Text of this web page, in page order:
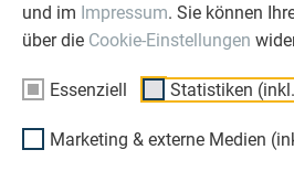
und im Impressum. Sie können
über die Cookie-Einstellungen
Essenziell Statistiken
Marketing & externe Medien
Die metallischen, betriebsmäßig
der Anlage müssen mit einem